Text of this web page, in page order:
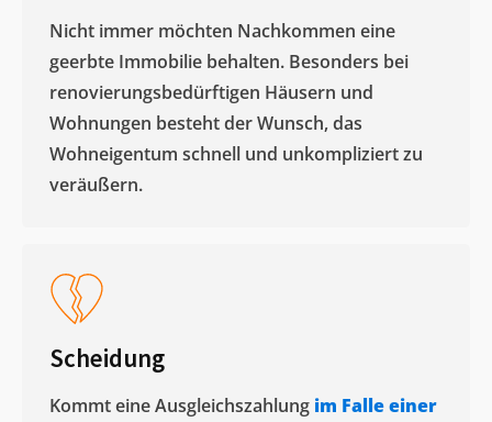
Nicht immer möchten Nachkommen eine
geerbte Immobilie behalten. Besonders bei
renovierungsbedürftigen Häusern und
Wohnungen besteht der Wunsch, das
Wohneigentum schnell und unkompliziert zu
veräußern. ​
Scheidung
Kommt eine Ausgleichszahlung im Falle einer